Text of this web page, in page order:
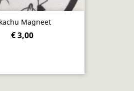
Magneet
€ 3,00